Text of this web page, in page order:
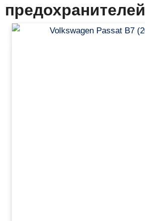
предохранителей